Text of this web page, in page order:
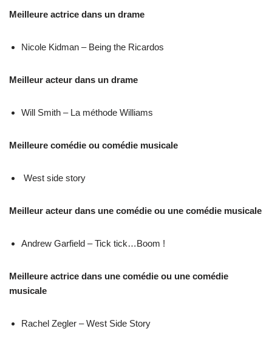
Meilleure actrice dans un drame
Nicole Kidman – Being the Ricardos
Meilleur acteur dans un drame
Will Smith – La méthode Williams
Meilleure comédie ou comédie musicale
West side story
Meilleur acteur dans une comédie ou une comédie musicale
Andrew Garfield – Tick tick…Boom !
Meilleure actrice dans une comédie ou une comédie
musicale
Rachel Zegler – West Side Story